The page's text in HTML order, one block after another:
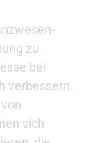
zu
bei
verbessern.
sich